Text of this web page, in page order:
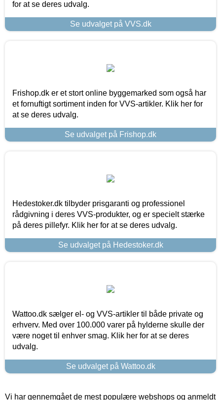
for at se deres udvalg.
Se udvalget på VVS.dk
Frishop.dk er et stort online byggemarked som også har
et fornuftigt sortiment inden for VVS-artikler. Klik her for
at se deres udvalg.
Se udvalget på Frishop.dk
Hedestoker.dk tilbyder prisgaranti og professionel
rådgivning i deres VVS-produkter, og er specielt stærke
på deres pillefyr. Klik her for at se deres udvalg.
Se udvalget på Hedestoker.dk
Wattoo.dk sælger el- og VVS-artikler til både private og
erhverv. Med over 100.000 varer på hylderne skulle der
være noget til enhver smag. Klik her for at se deres
udvalg.
Se udvalget på Wattoo.dk
Vi har gennemgået de mest populære webshops og anmeldt